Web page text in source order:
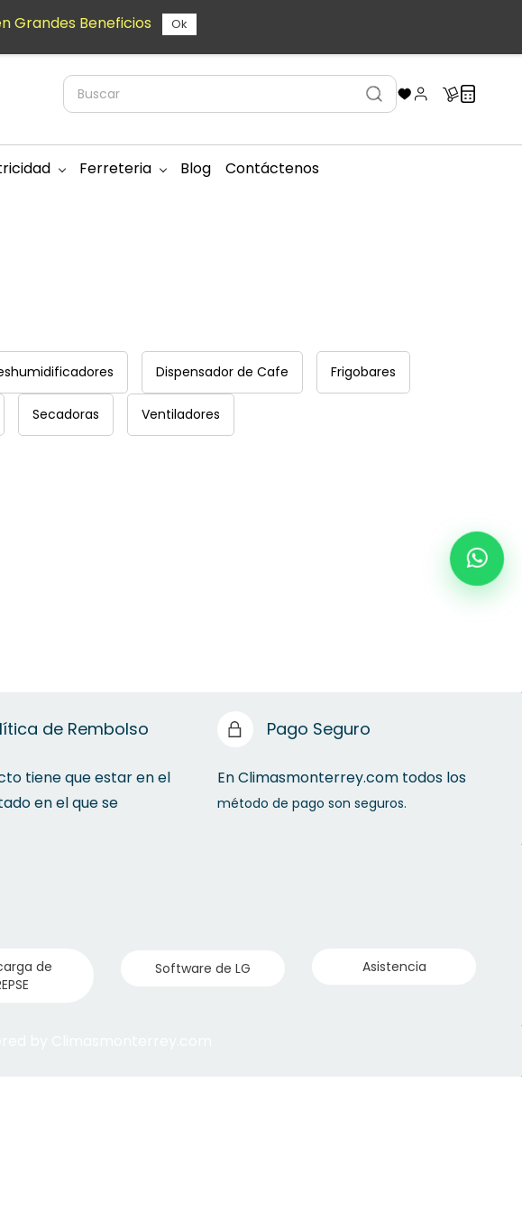
Ferreteria Blog Contáctenos
Dispensador de Cafe Frigobares
Secadoras Ventiladores
de Rembolso
tiene que estar en el
en el que se
Pago Seguro
En Climasmonterrey.com todos los
método de pago son seguros.
de
Software de LG Asistencia
Grandes Beneficios Ok